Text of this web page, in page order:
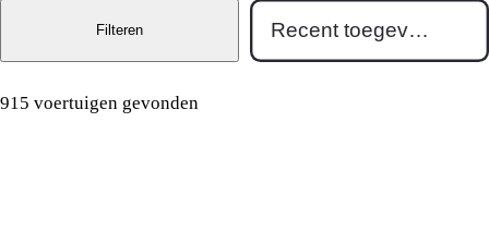
915 voertuigen gevonden
Filteren